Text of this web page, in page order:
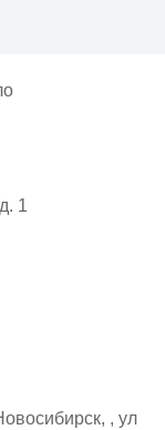
1
, ул